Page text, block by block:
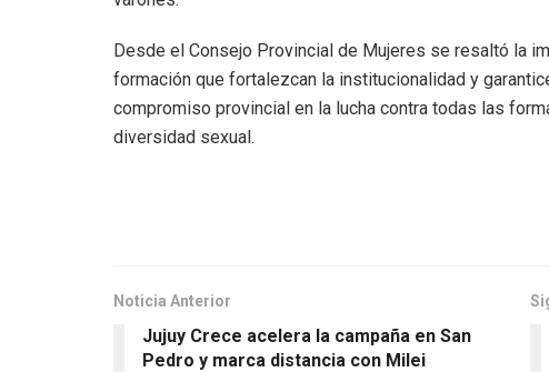
Desde el Consejo Provincial de Mujeres se resaltó la
formación que fortalezcan la institucionalidad y
compromiso provincial en la lucha contra todas las
diversidad sexual.
Noticia Anterior
Jujuy Crece acelera la campaña en San
Pedro y marca distancia con Milei